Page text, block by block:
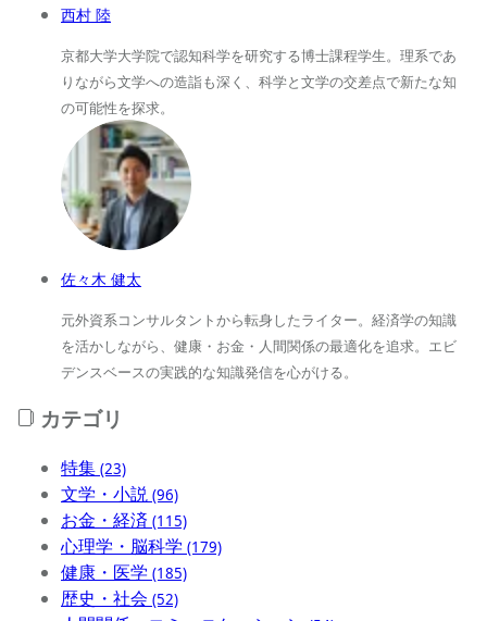
西村 陸
京都大学大学院で認知科学を研究する博士課程学生。理系であ
りながら文学への造詣も深く、科学と文学の交差点で新たな知
の可能性を探求。
佐々木 健太
元外資系コンサルタントから転身したライター。経済学の知識
を活かしながら、健康・お金・人間関係の最適化を追求。エビ
デンスベースの実践的な知識発信を心がける。
カテゴリ
特集 (23)
文学・小説 (96)
お金・経済 (115)
心理学・脳科学 (179)
健康・医学 (185)
歴史・社会 (52)